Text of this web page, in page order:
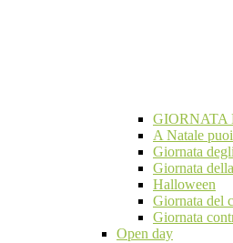
GIORNATA
A Natale
Giornata
Giornata
Halloween
Giornata del
Giornata
Open day